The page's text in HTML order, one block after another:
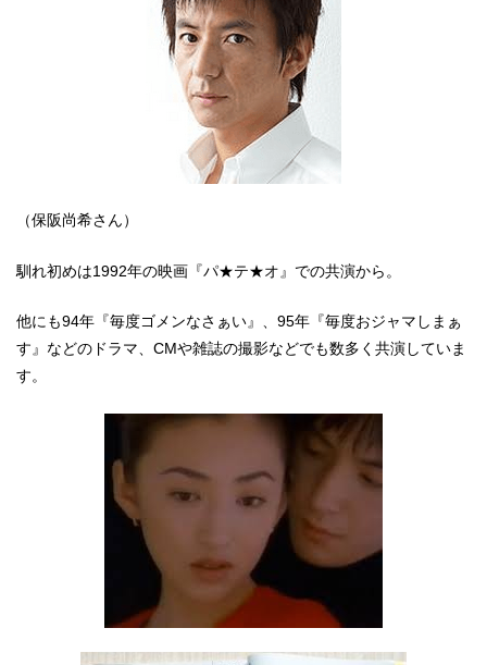
（保阪尚希さん）
馴れ初めは1992年の映画『パ★テ★オ』での共演から。
他にも94年『毎度ゴメンなさぁい』、95年『毎度おジャマしまぁ
す』などのドラマ、CMや雑誌の撮影などでも数多く共演していま
す。